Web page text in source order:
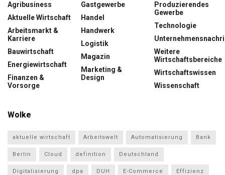
Agribusiness
Aktuelle Wirtschaft
Arbeitsmarkt &
Karriere
Bauwirtschaft
Energiewirtschaft
Finanzen &
Vorsorge
Gastgewerbe
Handel
Handwerk
Logistik
Magazin
Marketing &
Design
Produzierendes
Gewerbe
Technologie
Weitere
Wirtschaftsbereiche
Wirtschaftswissen
Wissenschaft
Wolke
aktuelle wirtschaft Arbeitswelt Automatisierung Bank
Berlin Cloud definition Deutschland
Digitalisierung dpa DUH E-Commerce Effizienz